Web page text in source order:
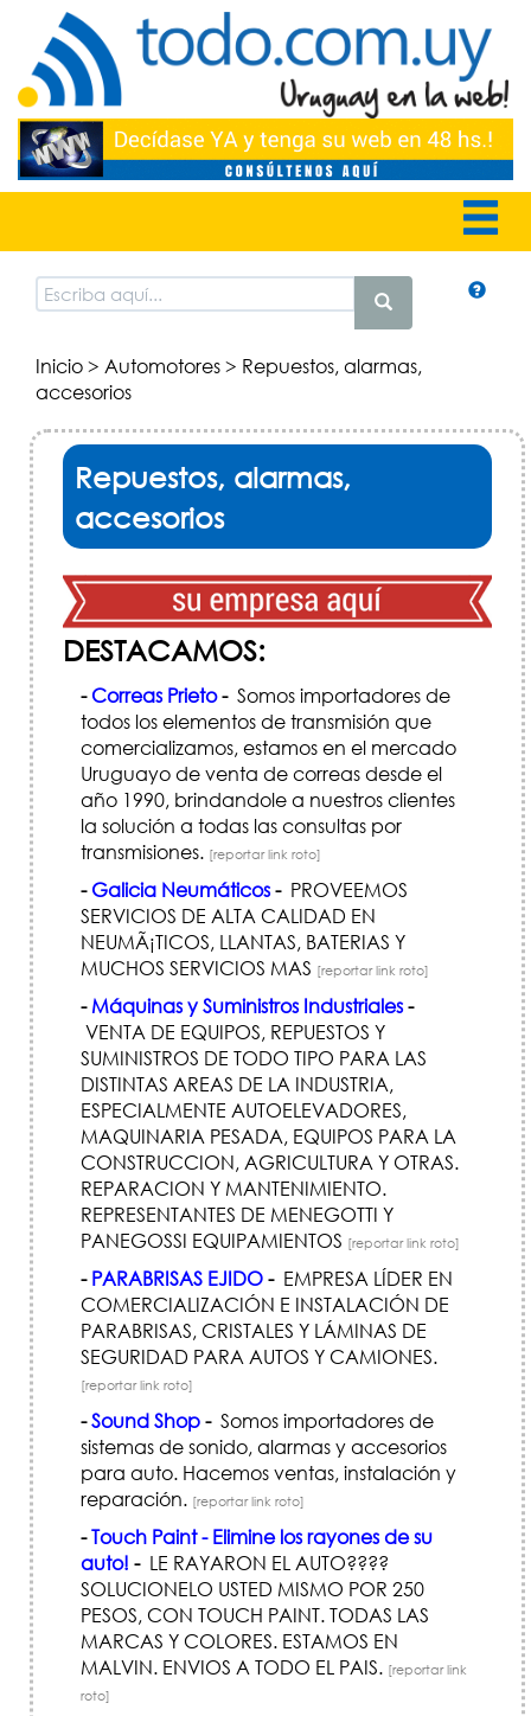
Inicio> Automotores> Repuestos, alarmas,
accesorios
Repuestos, alarmas,
accesorios
DESTACAMOS:
-Correas Prieto-Somos importadores de
todos los elementos de transmisión que
comercializamos, estamos en el mercado
Uruguayo de venta de correas desde el
año 1990, brindandole a nuestros clientes
la solución a todas las consultas por
transmisiones. [reportar link roto]
- Galicia Neumáticos-PROVEEMOS
SERVICIOS DE ALTA CALIDAD EN
NEUMÃ¡TICOS, LLANTAS, BATERIAS Y
MUCHOS SERVICIOS MAS [reportar link roto]
- Máquinas y Suministros Industriales-
VENTA DE EQUIPOS, REPUESTOS Y
SUMINISTROS DE TODO TIPO PARA LAS
DISTINTAS AREAS DE LA INDUSTRIA,
ESPECIALMENTE AUTOELEVADORES,
MAQUINARIA PESADA, EQUIPOS PARA LA
CONSTRUCCION, AGRICULTURA Y OTRAS.
REPARACION Y MANTENIMIENTO.
REPRESENTANTES DE MENEGOTTI Y
PANEGOSSI EQUIPAMIENTOS [reportar link roto]
- PARABRISAS EJIDO-EMPRESA LÍDER EN
COMERCIALIZACIÓN E INSTALACIÓN DE
PARABRISAS, CRISTALES Y LÁMINAS DE
SEGURIDAD PARA AUTOS Y CAMIONES.
[reportar link roto]
-Sound Shop-Somos importadores de
sistemas de sonido, alarmas y accesorios
para auto. Hacemos ventas, instalación y
reparación. [reportar link roto]
-Touch Paint - Elimine los rayones de su
auto! -LE RAYARON EL AUTO????
SOLUCIONELO USTED MISMO POR 250
PESOS, CON TOUCH PAINT. TODAS LAS
MARCAS Y COLORES. ESTAMOS EN
MALVIN. ENVIOS A TODO EL PAIS. [reportar link
roto]